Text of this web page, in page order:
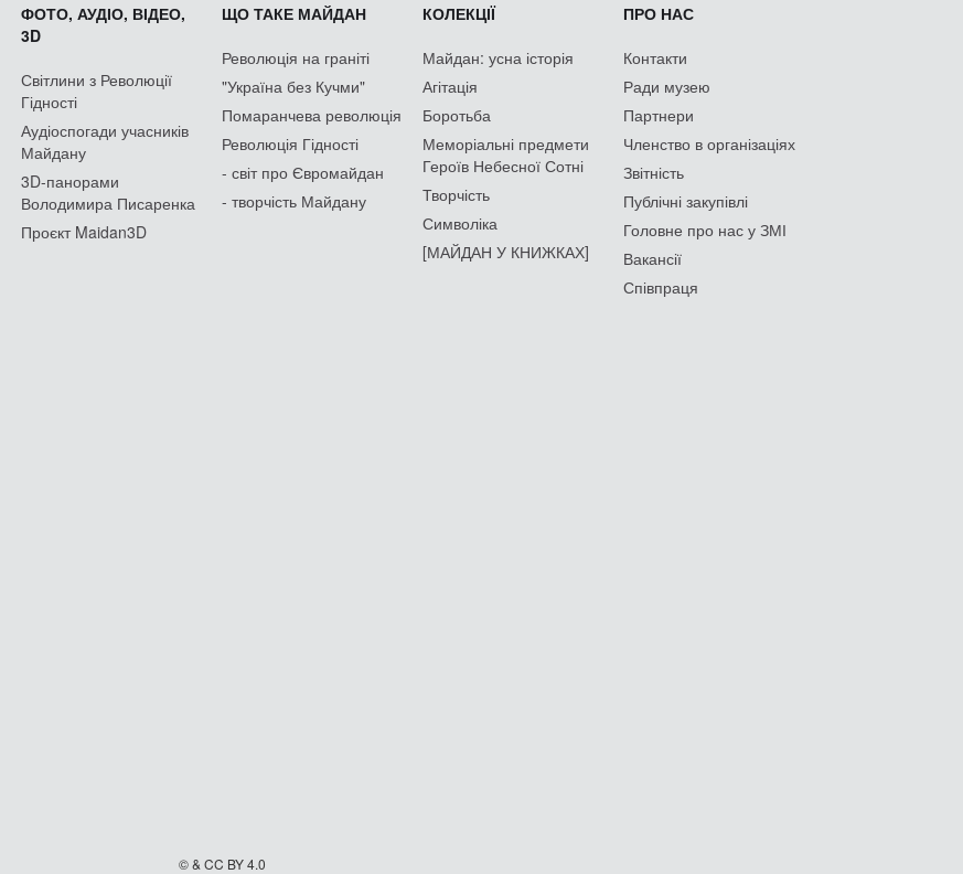
ФОТО, АУДІО, ВІДЕО,
3D
Світлини з Революції
Гідності
Аудіоспогади учасників
Майдану
3D-панорами
Володимира Писаренка
Проєкт Maidan3D
ЩО ТАКЕ МАЙДАН
Революція на граніті
"Україна без Кучми"
Помаранчева революція
Революція Гідності
- світ про Євромайдан
- творчість Майдану
КОЛЕКЦІЇ
Майдан: усна історія
Агітація
Боротьба
Меморіальні предмети
Героїв Небесної Сотні
Творчість
Символіка
[МАЙДАН У КНИЖКАХ]
ПРО НАС
Контакти
Ради музею
Партнери
Членство в організаціях
Звітність
Публічні закупівлі
Головне про нас у ЗМІ
Вакансії
Співпраця
© & CC BY 4.0